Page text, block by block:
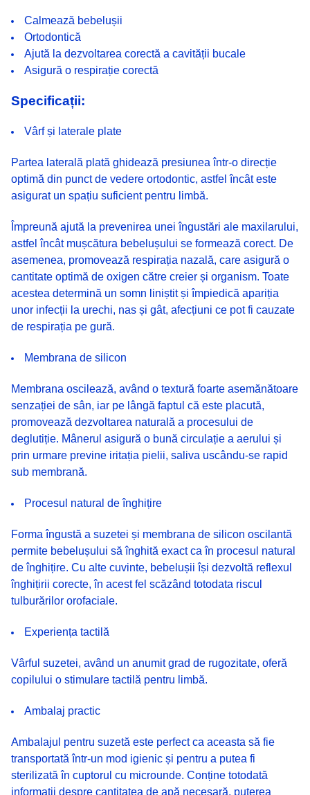
Calmează bebelușii
Ortodontică
Ajută la dezvoltarea corectă a cavității bucale
Asigură o respirație corectă
Specificații:
Vârf și laterale plate
Partea laterală plată ghidează presiunea într-o direcție
optimă din punct de vedere ortodontic, astfel încât este
asigurat un spațiu suficient pentru limbă.
Împreună ajută la prevenirea unei îngustări ale maxilarului,
astfel încât mușcătura bebelușului se formează corect. De
asemenea, promovează respirația nazală, care asigură o
cantitate optimă de oxigen către creier și organism. Toate
acestea determină un somn liniștit și împiedică apariția
unor infecții la urechi, nas și gât, afecțiuni ce pot fi cauzate
de respirația pe gură.
Membrana de silicon
Membrana oscilează, având o textură foarte asemănătoare
senzației de sân, iar pe lângă faptul că este placută,
promovează dezvoltarea naturală a procesului de
deglutiție. Mânerul asigură o bună circulație a aerului și
prin urmare previne iritația pielii, saliva uscându-se rapid
sub membrană.
Procesul natural de înghițire
Forma îngustă a suzetei și membrana de silicon oscilantă
permite bebelușului să înghită exact ca în procesul natural
de înghițire. Cu alte cuvinte, bebelușii își dezvoltă reflexul
înghițirii corecte, în acest fel scăzând totodata riscul
tulburărilor orofaciale.
Experiența tactilă
Vârful suzetei, având un anumit grad de rugozitate, oferă
copilului o stimulare tactilă pentru limbă.
Ambalaj practic
Ambalajul pentru suzetă este perfect ca aceasta să fie
transportată într-un mod igienic și pentru a putea fi
sterilizată în cuptorul cu microunde. Conține totodată
informații despre cantitatea de apă necesară, puterea